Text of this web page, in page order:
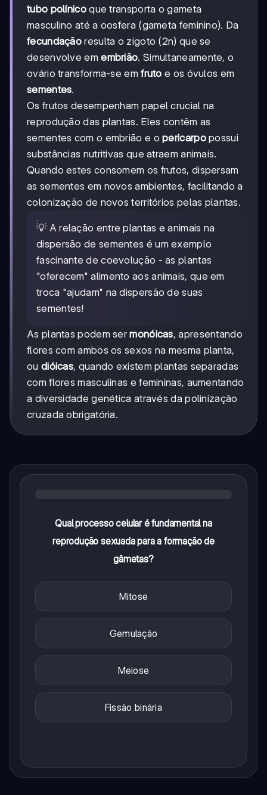
tubo polínicoque transporta o gameta
masculino até a oosfera (gameta feminino). Da
fecundação resulta o zigoto (2n) que se
desenvolve emembrião. Simultaneamente, o
ovário transforma-se emfruto e os óvulos em
sementes.
Os frutos desempenham papel crucial na
reprodução das plantas. Eles contêm as
sementes com o embrião e opericarpopossui
substâncias nutritivas que atraem animais.
Quando estes consomem os frutos, dispersam
as sementes em novos ambientes, facilitando a
colonização de novos territórios pelas plantas.
💡 A relação entre plantas e animais na
dispersão de sementes é um exemplo
fascinante de coevolução - as plantas
"oferecem" alimento aos animais, que em
troca "ajudam" na dispersão de suas
sementes!
As plantas podem sermonóicas, apresentando
flores com ambos os sexos na mesma planta,
ou dióicas, quando existem plantas separadas
com flores masculinas e femininas, aumentando
a diversidade genética através da polinização
cruzada obrigatória.
Qual processo celular é fundamental na
reprodução sexuada para a formação de
gâmetas?
Mitose
Gemulação
Meiose
Fissão binária